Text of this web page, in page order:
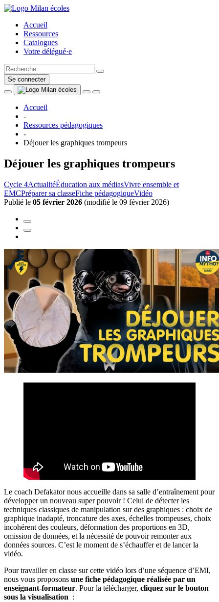
Accueil
Ressources
Catalogues
Votre délégué·e
Se connecter
Accueil
-
Ressources pédagogiques
-
Déjouer les graphiques trompeurs
Déjouer les graphiques trompeurs
Cycle 4ActualitéÉducation aux médiasVivre ensemble et
EMCPréparer sa classeFiche pédagogiqueVidéo
Publié le 05 février 2026 (modifié le 09 février 2026)
Le coach Defakator nous accueille dans sa salle d’entraînement pour
développer un nouveau super pouvoir ! Celui de détecter les
techniques classiques de manipulation sur des graphiques : choix de
graphique inadapté, troncature des axes, échelles trompeuses, choix
incohérent des couleurs, déformation des proportions en 3D,
omission de données, et la nécessité de pouvoir remonter aux
données sources. C’est le moment de s’échauffer et de lancer la
vidéo.
Pour travailler en classe sur cette vidéo lors d’une séquence d’EMI,
nous vous proposons une fiche pédagogique réalisée par un
enseignant-formateur. Pour la télécharger, cliquez sur le bouton
sous la visualisation :